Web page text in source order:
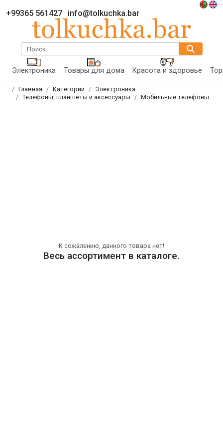
+99365 561427 info@tolkuchka.bar
Поиск
Электроника Товары для дома Красота и здоровье
Главная Категории
Электроника
Телефоны, планшеты и аксессуары
Мобильные телефоны
К сожалению, данного товара нет!
Весь ассортимент в каталоге.